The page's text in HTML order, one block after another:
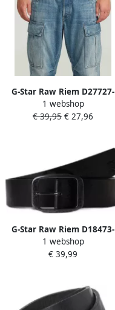
G-Star Raw Riem D27727-
E046-H639 BLACK METAL
ASFALT
1 webshop
€ 39,95 € 27,96
G-Star Raw Riem D18473-
C579 MATT-2805 BLACK
BLACK
1 webshop
€ 39,99